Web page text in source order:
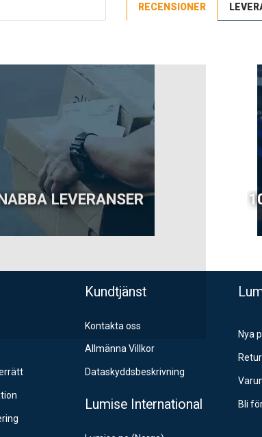
RECENSIONER
Postnord Parcel
LEVERANSER
Kundtjänst
Kontakta oss
Allmänna Villkor
Dataskyddsbeskrivning
Lumise International
Nya
Bli